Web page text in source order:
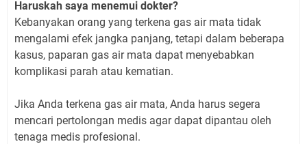
Haruskah saya menemui dokter?
Kebanyakan orang yang terkena gas air mata tidak
mengalami efek jangka panjang, tetapi dalam beberapa
kasus, paparan gas air mata dapat menyebabkan
komplikasi parah atau kematian.
Jika Anda terkena gas air mata, Anda harus segera
mencari pertolongan medis agar dapat dipantau oleh
tenaga medis profesional.